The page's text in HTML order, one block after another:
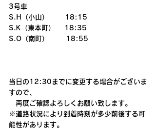
3号車
S.H（小山）　　 18:15
S.K（東本町）　 18:35
S.O（南町）       18:55
当日の12:30までに変更する場合がございま
すので、
再度ご確認よろしくお願い致します。
※道路状況により到着時刻が多少前後する可
能性があります。